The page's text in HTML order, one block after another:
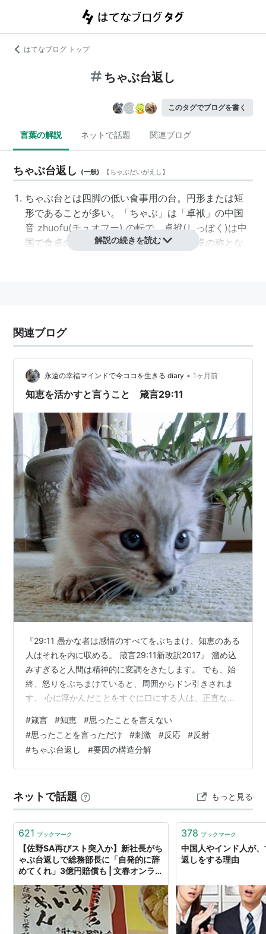
はてなブログ トップ
ちゃぶ台返し
このタグでブログを書く
言葉の解説 ネットで話題 関連ブログ
ちゃぶ台返し (一般) 【ちゃぶだいがえし 】
ちゃぶ台とは四脚の低い食事用の台。円形または矩
形であることが多い。「ちゃぶ」は「卓袱」の中国
音 zhuofu(チュオフー) の転で、卓袱(しっぽく)は中
国で食卓の被いのこと。転じて、その食卓の称とな
あめぞう掲示板ちゃぶ台返し板では以下のような顔
文字が使用されてきた（細部に各種バリエーション
の人のために元に戻しておくこと。ちなみに、ちゃ
ぶ台返し板でひっくり返したり戻したりする人たち
は「ちゃぶ隊」と呼ばれている。
(ノ￣□￣)ノ ~┻━┻
（ヽ´〜｀）ヾ┳━┳”（ちゃぶ台を戻して片付け）
（ヽ￣ー￣)ヾ┳━━┳ ┳━━┳〜（＾＾〜）　（お片付け）
（о＾◇＾）⌒”┳━━┳　（ふきふき）
KTN-006 ちゃぶ台返し環境の構築
ちゃぶ台返し@あめぞうログ１
ちゃぶ台返し@あめぞうログ２
しかし、実際にはアニメ中では1度しかひっくり返し
ていないらしい。ただオープニングでそのシーンが出る
ため、毎回それを見ることで「星一徹＝ちゃぶ台返し」
解説の続きを読む
関連ブログ
永遠の幸福マインドで今ココを生きる diary • 1ヶ月前
知恵を活かすと言うこと 箴言29:11
『29:11 愚かな者は感情のすべてをぶちまけ、知恵のある
人はそれを内に収める。 箴言29:11新改訳2017』 溜め込
みすぎると人間は精神的に変調をきたします。 でも、始
終、怒りをぶちまけていると、周囲からドン引きされま
す。 心に浮かんだことをすぐに口にする人は、正直な人
言えるわけです。 この箴言は、感情のコントロールにつ
いての示唆だと受けとめています。 何かの刺激を受け
て、感情が動きます。 この時に、もう少し、思考を働か
せたりして、その刺激から受けたものを整理したり思考
す。 しかし、多くの…
#箴言 #知恵 #思ったことを言えない
#思ったことを言っただけ #刺激 #反応 #反射
#ちゃぶ台返し #要因の構造分解
ネットで話題 もっと見る
621 ブックマーク
【佐野SA再びスト突入か】新社長がち
ゃぶ台返しで総務部長に「自発的に辞
めてくれ」3億円賠償も | 文春オンライ
378 ブックマーク
中国人やインド人が
返しをする理由